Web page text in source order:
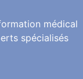
médical
spécialisés